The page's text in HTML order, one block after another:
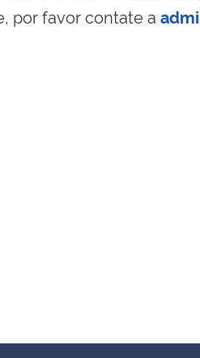
por favor contate a